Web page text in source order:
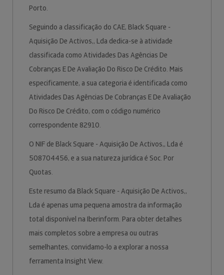
Porto.
Seguindo a classificação do CAE, Black Square -
Aquisição De Activos,, Lda dedica-se à atividade
classificada como Atividades Das Agências De
Cobranças E De Avaliação Do Risco De Crédito. Mais
especificamente, a sua categoria é identificada como
Atividades Das Agências De Cobranças E De Avaliação
Do Risco De Crédito, com o código numérico
correspondente 82910.
O NIF de Black Square - Aquisição De Activos,, Lda é
508704456, e a sua natureza jurídica é Soc. Por
Quotas.
Este resumo da Black Square - Aquisição De Activos,,
Lda é apenas uma pequena amostra da informação
total disponível na Iberinform. Para obter detalhes
mais completos sobre a empresa ou outras
semelhantes, convidamo-lo a explorar a nossa
ferramenta Insight View.